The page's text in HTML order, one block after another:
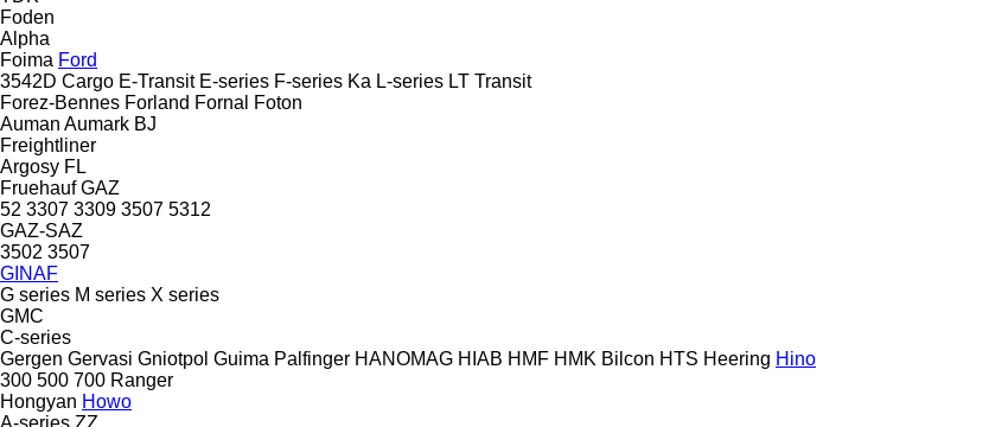
Foden
Alpha
Foima Ford
3542D Cargo E-Transit E-series F-series Ka L-series LT Transit
Forez-Bennes Forland Fornal
Foton
Auman Aumark BJ
Freightliner
Argosy FL
Fruehauf GAZ
52 3307 3309 3507 5312
GAZ-SAZ
3502 3507
GINAF
G series M series X series
GMC
C-series
Gergen Gervasi Gniotpol Guima Palfinger HANOMAG HIAB HMF HMK Bilcon HTS Heering Hino
300 500 700 Ranger
Hongyan Howo
A-series ZZ